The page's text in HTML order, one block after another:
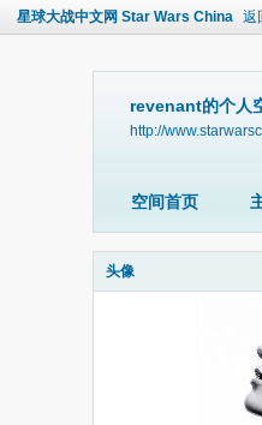
星球大战中文网 Star Wars China 返
revenant的个人
http://
空间首页
头像